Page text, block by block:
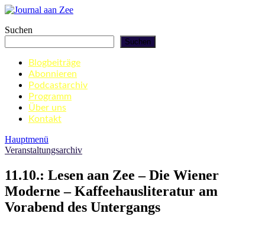
Zum
springen
Journal aan Zee
Suchen
Suchen
Blogbeiträge
Abonnieren
Podcastarchiv
Programm
Über uns
Kontakt
Hauptmenü
Veranstaltungsarchiv
11.10.: Lesen aan Zee – Die Wiener
Moderne – Kaffeehausliteratur am
Vorabend des Untergangs